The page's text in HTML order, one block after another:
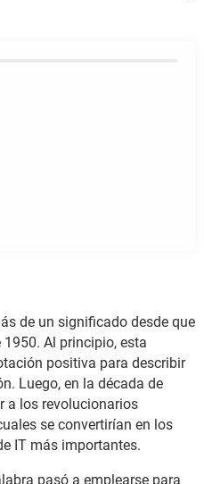
de un significado desde que
Al principio, esta
positiva para describir
Luego, en la década de
a los revolucionarios
se convertirían en los
IT más importantes.
pasó a emplearse para